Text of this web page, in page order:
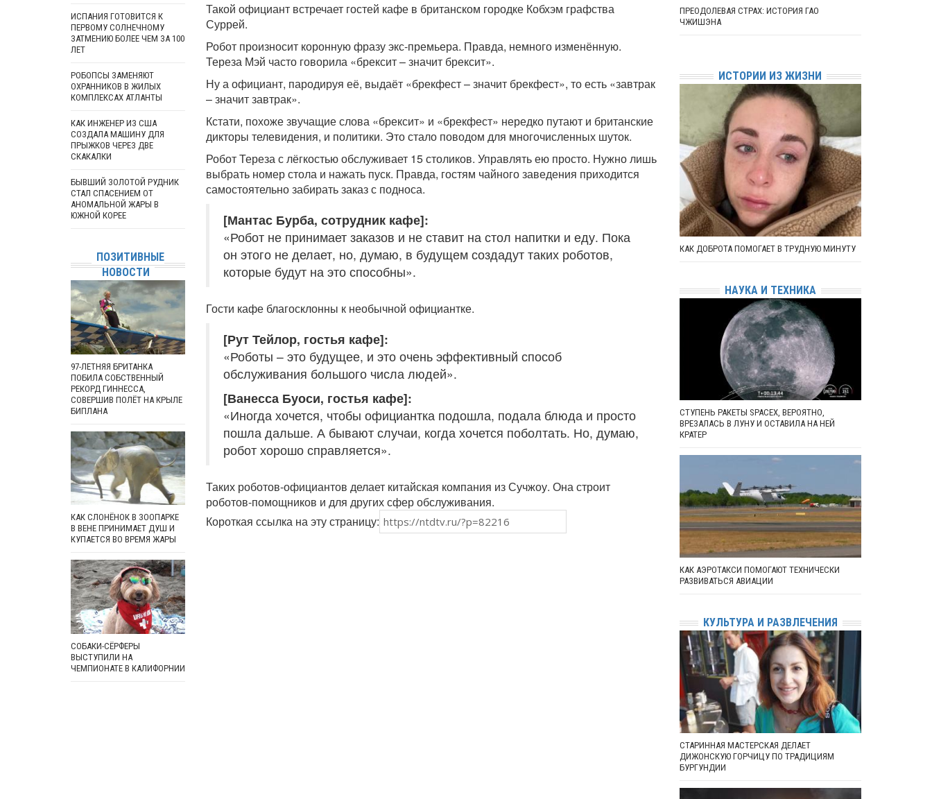
Такой официант встречает гостей кафе в британском городке Кобхэм графства
Суррей.
Робот произносит коронную фразу экс-премьера. Правда, немного изменённую.
Тереза Мэй часто говорила «брексит – значит брексит».
Ну а официант, пародируя её, выдаёт «брекфест – значит брекфест», то есть «завтрак
– значит завтрак».
Кстати, похоже звучащие слова «брексит» и «брекфест» нередко путают и британские
дикторы телевидения, и политики. Это стало поводом для многочисленных шуток.
Робот Тереза с лёгкостью обслуживает 15 столиков. Управлять ею просто. Нужно лишь
выбрать номер стола и нажать пуск. Правда, гостям чайного заведения приходится
самостоятельно забирать заказ с подноса.
[Мантас Бурба, сотрудник кафе]:
«Робот не принимает заказов и не ставит на стол напитки и еду. Пока
он этого не делает, но, думаю, в будущем создадут таких роботов,
которые будут на это способны».
Гости кафе благосклонны к необычной официантке.
[Рут Тейлор, гостья кафе]:
«Роботы – это будущее, и это очень эффективный способ
обслуживания большого числа людей».
[Ванесса Буоси, гостья кафе]:
«Иногда хочется, чтобы официантка подошла, подала блюда и просто
пошла дальше. А бывают случаи, когда хочется поболтать. Но, думаю,
робот хорошо справляется».
Таких роботов-официантов делает китайская компания из Сучжоу. Она строит
роботов-помощников и для других сфер обслуживания.
Короткая ссылка на эту страницу:
ИСПАНИЯ ГОТОВИТСЯ К
ПЕРВОМУ СОЛНЕЧНОМУ
ЗАТМЕНИЮ БОЛЕЕ ЧЕМ ЗА 100
ЛЕТ
РОБОПСЫ ЗАМЕНЯЮТ
ОХРАННИКОВ В ЖИЛЫХ
КОМПЛЕКСАХ АТЛАНТЫ
КАК ИНЖЕНЕР ИЗ США
СОЗДАЛА МАШИНУ ДЛЯ
ПРЫЖКОВ ЧЕРЕЗ ДВЕ
СКАКАЛКИ
БЫВШИЙ ЗОЛОТОЙ РУДНИК
СТАЛ СПАСЕНИЕМ ОТ
АНОМАЛЬНОЙ ЖАРЫ В
ЮЖНОЙ КОРЕЕ
ПОЗИТИВНЫЕ
НОВОСТИ
97-ЛЕТНЯЯ БРИТАНКА
ПОБИЛА СОБСТВЕННЫЙ
РЕКОРД ГИННЕССА,
СОВЕРШИВ ПОЛЁТ НА КРЫЛЕ
БИПЛАНА
КАК СЛОНЁНОК В ЗООПАРКЕ
В ВЕНЕ ПРИНИМАЕТ ДУШ И
КУПАЕТСЯ ВО ВРЕМЯ ЖАРЫ
СОБАКИ-СЁРФЕРЫ
ВЫСТУПИЛИ НА
ЧЕМПИОНАТЕ В КАЛИФОРНИИ
ПРЕОДОЛЕВАЯ СТРАХ: ИСТОРИЯ ГАО
ЧЖИШЭНА
ИСТОРИИ ИЗ ЖИЗНИ
КАК ДОБРОТА ПОМОГАЕТ В ТРУДНУЮ МИНУТУ
НАУКА И ТЕХНИКА
СТУПЕНЬ РАКЕТЫ SPACEX, ВЕРОЯТНО,
ВРЕЗАЛАСЬ В ЛУНУ И ОСТАВИЛА НА НЕЙ
КРАТЕР
КАК АЭРОТАКСИ ПОМОГАЮТ ТЕХНИЧЕСКИ
РАЗВИВАТЬСЯ АВИАЦИИ
КУЛЬТУРА И РАЗВЛЕЧЕНИЯ
СТАРИННАЯ МАСТЕРСКАЯ ДЕЛАЕТ
ДИЖОНСКУЮ ГОРЧИЦУ ПО ТРАДИЦИЯМ
БУРГУНДИИ